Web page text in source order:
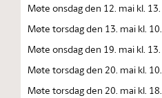
Møte onsdag den 12. mai kl. 13.
Møte torsdag den 13. mai kl. 10.
Møte onsdag den 19. mai kl. 13.
Møte torsdag den 20. mai kl. 10.
Møte torsdag den 20. mai kl. 18.